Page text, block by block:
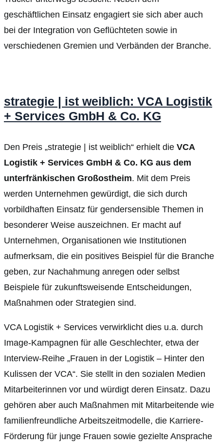
geschäftlichen Einsatz engagiert sie sich aber auch
bei der Integration von Geflüchteten sowie in
verschiedenen Gremien und Verbänden der Branche.
strategie | ist weiblich: VCA Logistik
+ Services GmbH & Co. KG
Den Preis „strategie | ist weiblich“ erhielt die VCA
Logistik + Services GmbH & Co. KG aus dem
unterfränkischen Großostheim. Mit dem Preis
werden Unternehmen gewürdigt, die sich durch
vorbildhaften Einsatz für gendersensible Themen in
besonderer Weise auszeichnen. Er macht auf
Unternehmen, Organisationen wie Institutionen
aufmerksam, die ein positives Beispiel für die Branche
geben, zur Nachahmung anregen oder selbst
Beispiele für zukunftsweisende Entscheidungen,
Maßnahmen oder Strategien sind.
VCA Logistik + Services verwirklicht dies u.a. durch
Image-Kampagnen für alle Geschlechter, etwa der
Interview-Reihe „Frauen in der Logistik – Hinter den
Kulissen der VCA“. Sie stellt in den sozialen Medien
Mitarbeiterinnen vor und würdigt deren Einsatz. Dazu
gehören aber auch Maßnahmen mit Mitarbeitende wie
familienfreundliche Arbeitszeitmodelle, die Karriere-
Förderung für junge Frauen sowie gezielte Ansprache